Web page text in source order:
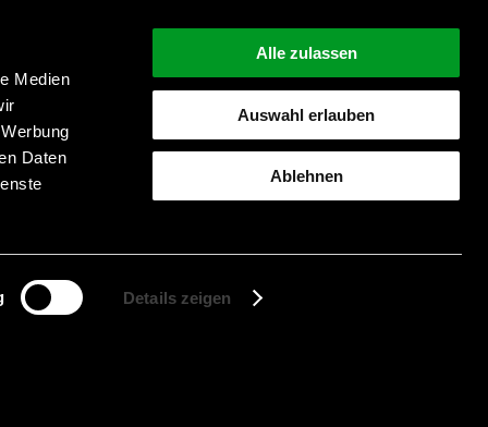
Medien
Daten
Details zeigen
Alle zulassen
Auswahl erlauben
Ablehnen
Suche starten